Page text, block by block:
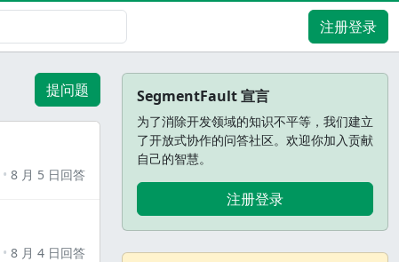
注册登录
提问题
8 月 5 日回答
8 月 4 日回答
SegmentFault 宣言
为了消除开发领域的知识不平等，我们建立
了开放式协作的问答社区。欢迎你加入贡献
自己的智慧。
注册登录